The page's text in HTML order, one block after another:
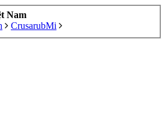
Nam
CrusarubMi